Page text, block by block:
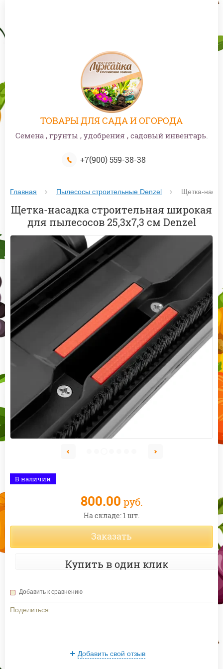
ТОВАРЫ ДЛЯ САДА И ОГОРОДА
Семена , грунты , удобрения , садовый инвентарь.
+7(900) 559-38-38
Главная Пылесосы строительные Denzel Щетка-
Щетка-насадка строительная широкая
для пылесосов 25,3х7,3 см Denzel
В наличии
800.00 руб.
На складе: 1 шт.
Заказать
Купить в один клик
Добавить к сравнению
Поделиться:
Добавить свой отзыв